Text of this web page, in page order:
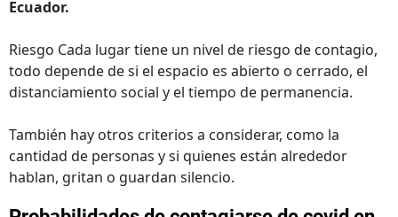
Ecuador.
Riesgo Cada lugar tiene un nivel de riesgo de contagio,
todo depende de si el espacio es abierto o cerrado, el
distanciamiento social y el tiempo de permanencia.
También hay otros criterios a considerar, como la
cantidad de personas y si quienes están alrededor
hablan, gritan o guardan silencio.